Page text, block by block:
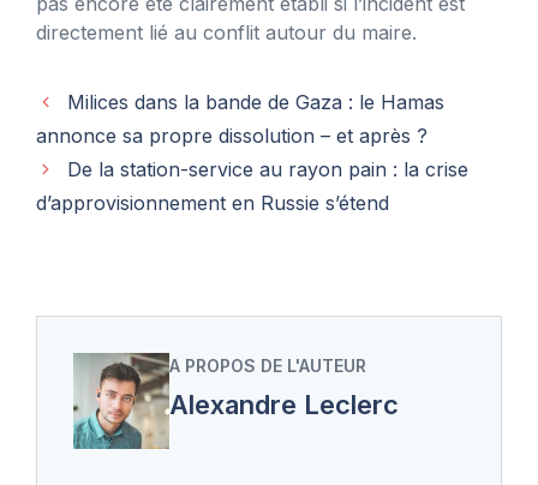
directement lié au conflit autour du maire.
Milices dans la bande de Gaza : le Hamas
annonce sa propre dissolution – et après ?
De la station-service au rayon pain : la crise
d’approvisionnement en Russie s’étend
A PROPOS DE L'AUTEUR
Alexandre Leclerc